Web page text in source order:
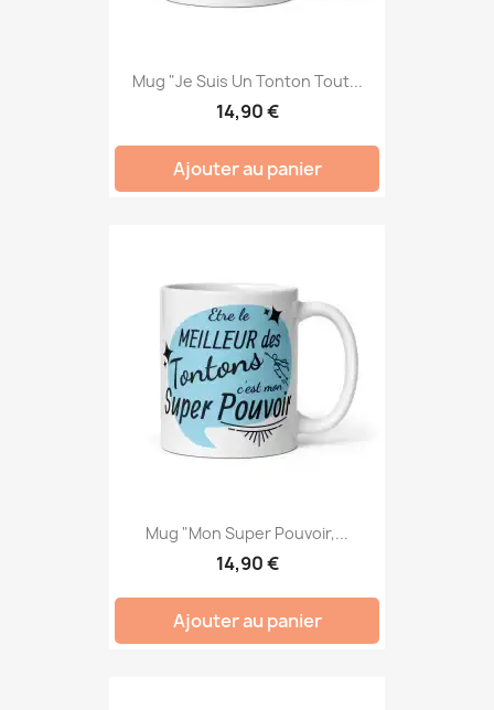
Mug "Je Suis Un Tonton Tout...
14,90 €
Ajouter au panier
Mug "Mon Super Pouvoir,...
14,90 €
Ajouter au panier